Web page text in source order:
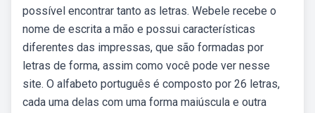
possível encontrar tanto as letras. Webele recebe o
nome de escrita a mão e possui características
diferentes das impressas, que são formadas por
letras de forma, assim como você pode ver nesse
site. O alfabeto português é composto por 26 letras,
cada uma delas com uma forma maiúscula e outra